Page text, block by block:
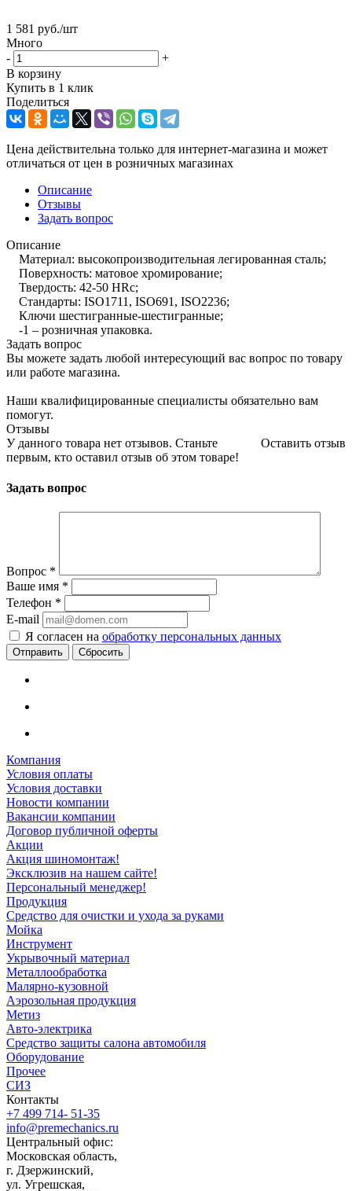
1 581 руб./шт
Много
-
+
В корзину
Купить в 1 клик
Поделиться
Цена действительна только для интернет-магазина и может
отличаться от цен в розничных магазинах
Описание
Отзывы
Задать вопрос
Описание
Материал: высокопроизводительная легированная сталь;
Поверхность: матовое хромирование;
Твердость: 42-50 HRc;
Стандарты: ISO1711, ISO691, ISO2236;
Ключи шестигранные-шестигранные;
-1 – розничная упаковка.
Задать вопрос
Вы можете задать любой интересующий вас вопрос по товару
или работе магазина.
Наши квалифицированные специалисты обязательно вам
помогут.
Отзывы
Оставить отзыв
У данного товара нет отзывов. Станьте
первым, кто оставил отзыв об этом товаре!
Задать вопрос
Вопрос *
Ваше имя *
Телефон *
E-mail
Я согласен на обработку персональных данных
Сбросить
Компания
Условия оплаты
Условия доставки
Новости компании
Вакансии компании
Договор публичной оферты
Акции
Акция шиномонтаж!
Эксклюзив на нашем сайте!
Персональный менеджер!
Продукция
Средство для очистки и ухода за руками
Мойка
Инструмент
Укрывочный материал
Металлообработка
Малярно-кузовной
Аэрозольная продукция
Метиз
Авто-электрика
Средство защиты салона автомобиля
Оборудование
Прочее
СИЗ
Контакты
+7 499 714- 51-35
info@premechanics.ru
Центральный офис:
Московская область,
г. Дзержинский,
ул. Угрешская,